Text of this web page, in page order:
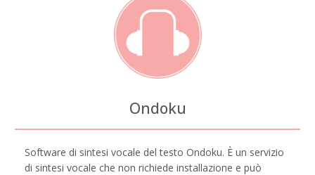
Ondoku
Software di sintesi vocale del testo Ondoku. È un servizio
di sintesi vocale che non richiede installazione e può